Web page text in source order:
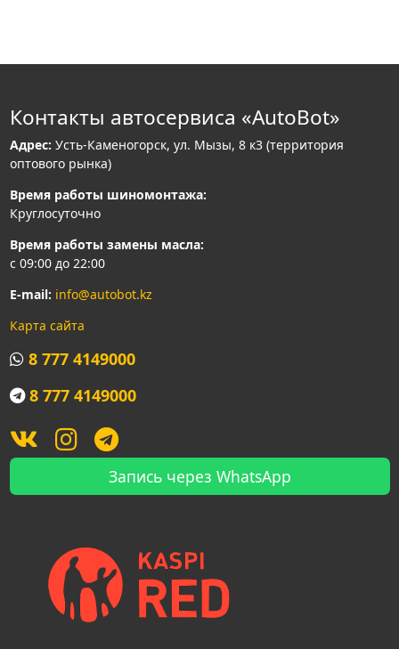
Контакты автосервиса «AutoBot»
Адрес: Усть-Каменогорск, ул. Мызы, 8 к3 (территория
оптового рынка)
Время работы шиномонтажа:
Круглосуточно
Время работы замены масла:
с 09:00 до 22:00
E-mail: info@autobot.kz
Карта сайта
8 777 4149000
8 777 4149000
Запись через WhatsApp